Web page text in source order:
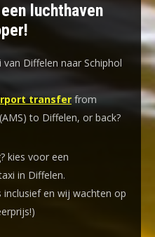
luchthaven
Diffelen naar Schiphol
transfer from
to Diffelen, or back?
kies voor een
in Diffelen.
inclusief en wij wachten op